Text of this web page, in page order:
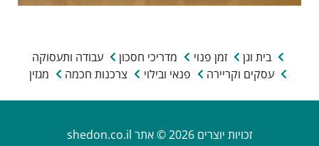
בית וגן זמן פנוי מדריכי חסכון
עבודה ותעסוקה
עסקים וקריירה
פנאי ובילוי צרכנות חכמה מגזין
זכויות יוצרים 2026 © אתר shedon.co.il